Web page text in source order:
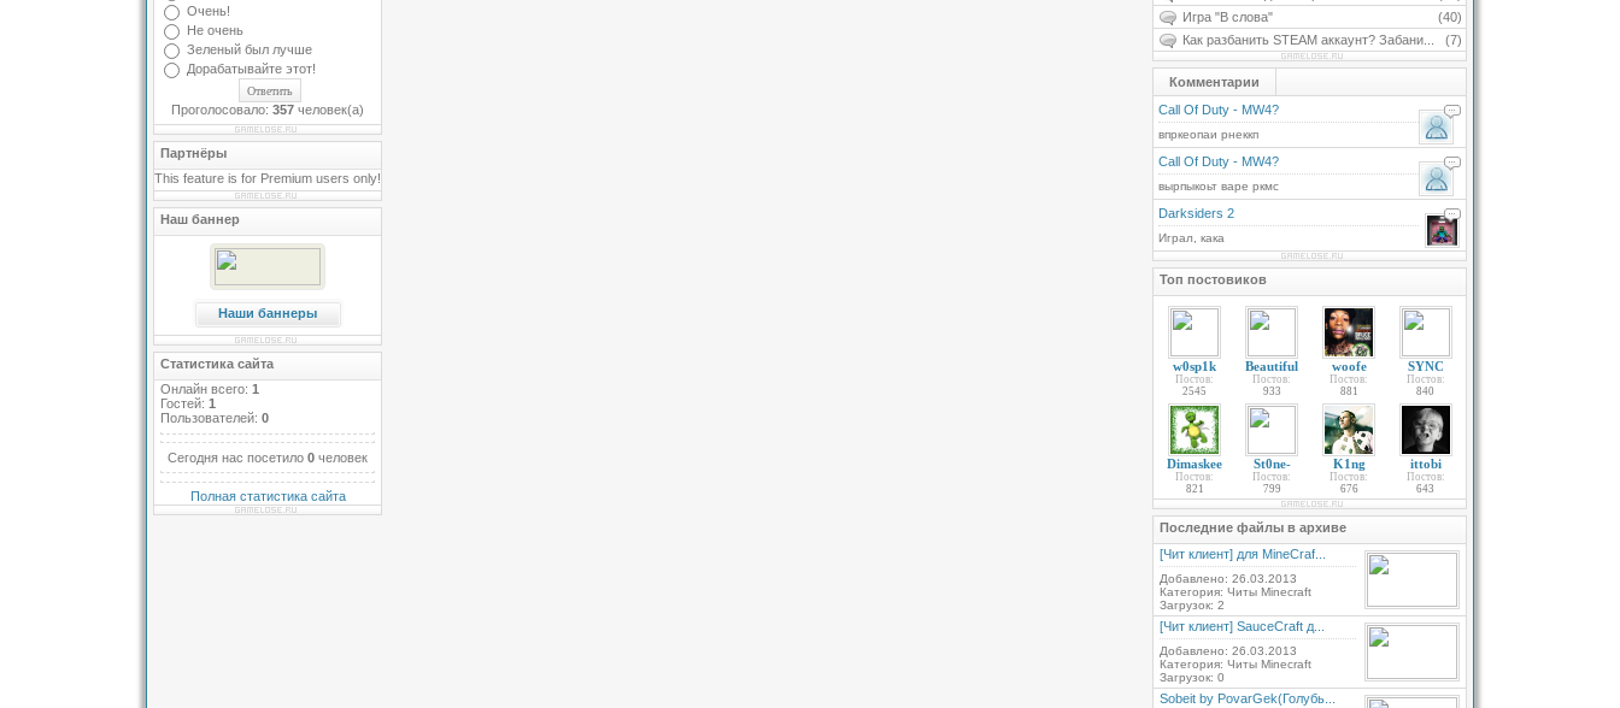
Очень!
Не очень
Зеленый был лучше
Дорабатывайте этот!
Проголосовало: 357 человек(а)
Партнёры
This feature is for Premium users only!
Наш баннер
Наши баннеры
Статистика сайта
Онлайн всего: 1
Гостей: 1
Пользователей: 0
Сегодня нас посетило 0 человек
Полная статистика сайта
(40)
Игра "В слова"
(7)
Как разбанить STEAM аккаунт? Забани...
Комментарии
Call Of Duty - MW4?
впркеопаи рнеккп
Call Of Duty - MW4?
вырпыкоьт варе ркмс
Darksiders 2
Играл, кака
Топ постовиков
w0sp1k
Постов:
2545
Beautiful
Постов:
933
woofe
Постов:
881
SYNC
Постов:
840
Dimaskee
Постов:
821
St0ne-
Постов:
799
K1ng
Постов:
676
ittobi
Постов:
643
Последние файлы в архиве
[Чит клиент] для MineCraf...
Добавлено: 26.03.2013
Категория: Читы Minecraft
Загрузок: 2
[Чит клиент] SauceCraft д...
Добавлено: 26.03.2013
Категория: Читы Minecraft
Загрузок: 0
Sobeit by PovarGek(Голубь...